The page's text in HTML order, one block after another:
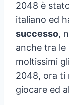
2048 è
italiano ed
successo,
anche tra le
moltissimi
2048, ora ti
giocare ed